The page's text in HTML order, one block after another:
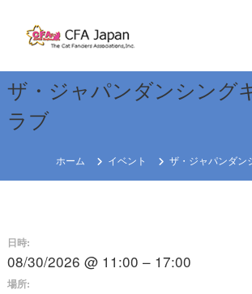
ツ
へ
n
R
o
W
ザ・ジャパンダンシング
ラブ
ホーム イベント ザ・ジャパンダン
日時:
08/30/2026 @ 11:00 – 17:00
場所: